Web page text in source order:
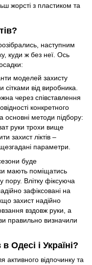
жорсті з пластиком та
наступним
куди ж без неї. Ось
моделей захисту
сітками від виробника.
через співставлення
конкретного
основні методи підбору:
руки трохи вище
захист ліктів –
параметри.
буде
мають поміщатись
пору. Влітку фіксуюча
зафіксовані на
захист надійно
вздовж руки, а
правильно визначили
Одесі і Україні?
активного відпочинку та